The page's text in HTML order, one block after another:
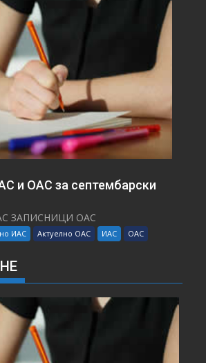
и ОАС за септембарски
ЗАПИСНИЦИ ОАС
ИАС Актуелно ОАС ИАС ОАС